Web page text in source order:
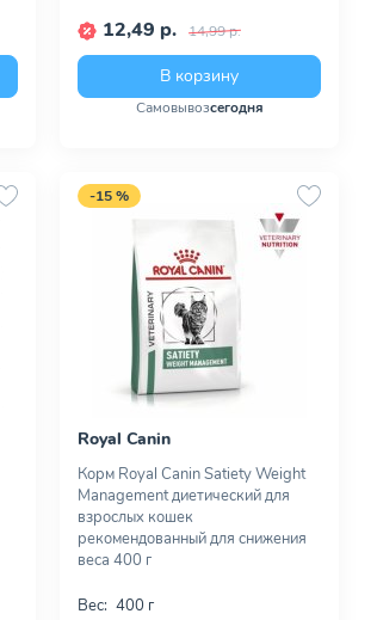
12,49 р. 14,99 р.
В корзину
Самовывозсегодня
-15 %
Royal Canin
Корм Royal Canin Satiety Weight
Management диетический для
взрослых кошек
рекомендованный для снижения
веса 400 г
Вес: 400 г